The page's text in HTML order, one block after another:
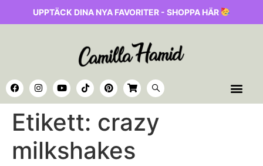
UPPTÄCK DINA NYA FAVORITER - SHOPPA HÄR
Etikett: crazy
milkshakes